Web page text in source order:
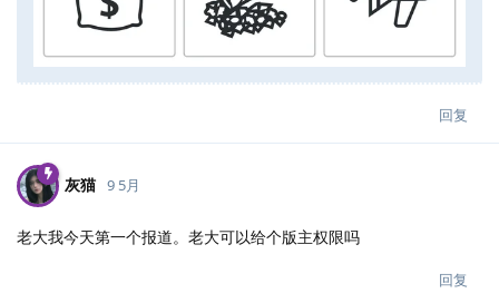
回复
灰猫 9 5月
老大我今天第一个报道。老大可以给个版主权限吗
回复